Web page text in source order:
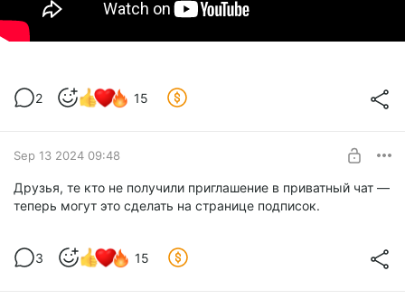
2 15
Sep 13 2024 09:48
Друзья, те кто не получили приглашение в приватный чат —
теперь могут это сделать на странице подписок.
3 15